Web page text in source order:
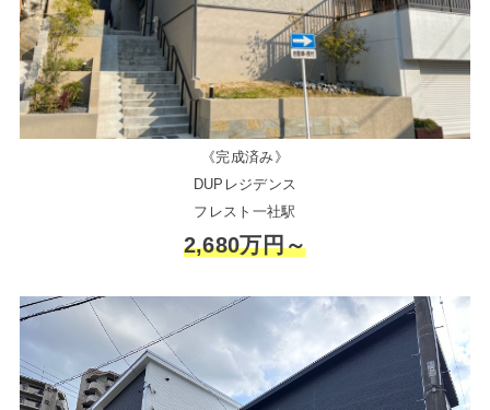
《完成済み》
DUPレジデンス
フレスト一社駅
2,680万円～